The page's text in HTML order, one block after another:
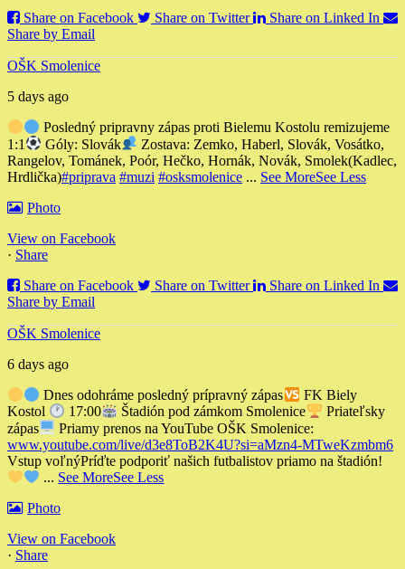
Share on Facebook
Share on Twitter
Share on Linked In
Share by Email
OŠK Smolenice
5 days ago
Posledný pripravny zápas proti Bielemu Kostolu remizujeme
1:1
Góly: Slovák
Zostava: Zemko, Haberl, Slovák, Vosátko,
Rangelov, Tománek, Poór, Hečko, Hornák, Novák, Smolek(Kadlec,
Hrdlička)#priprava #muzi #osksmolenice ... See MoreSee Less
Photo
View on Facebook
· Share
Share on Facebook
Share on Twitter
Share on Linked In
Share by Email
OŠK Smolenice
6 days ago
Dnes odohráme posledný prípravný zápas
FK Biely
Kostol
17:00 Štadión pod zámkom Smolenice
Priateľsky
zápas
Priamy prenos na YouTube OŠK Smolenice:
www.youtube.com/live/d3e8ToB2K4U?si=aMzn4-MTweKzmbm6
Vstup voľnýPríďte podporiť našich futbalistov priamo na štadión!
... See MoreSee Less
Photo
View on Facebook
· Share